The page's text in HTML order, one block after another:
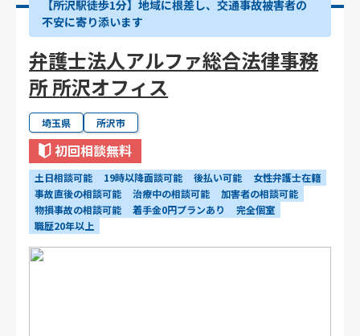
【所沢駅徒歩1分】地域に根差し、交通事故被害者の
不安に寄り添います
弁護士法人アルファ総合法律事務
所 所沢オフィス
埼玉県 所沢市
初回相談無料
土日相談可能 19時以降面談可能 後払い可能
女性弁護士在籍
事故直後の相談可能
治療中の相談可能
加害者の相談可能
物損事故の相談可能
着手金0円プランあり
完全個室
職歴20年以上